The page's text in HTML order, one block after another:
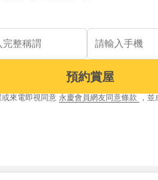
預約賞屋
來電即視同意 永慶會員網友同意條款 ，